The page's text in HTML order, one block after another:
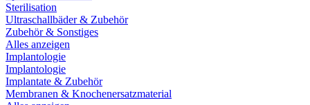
Sterilisation
Ultraschallbäder & Zubehör
Zubehör & Sonstiges
Alles anzeigen
Implantologie
Implantologie
Implantate & Zubehör
Membranen & Knochenersatzmaterial